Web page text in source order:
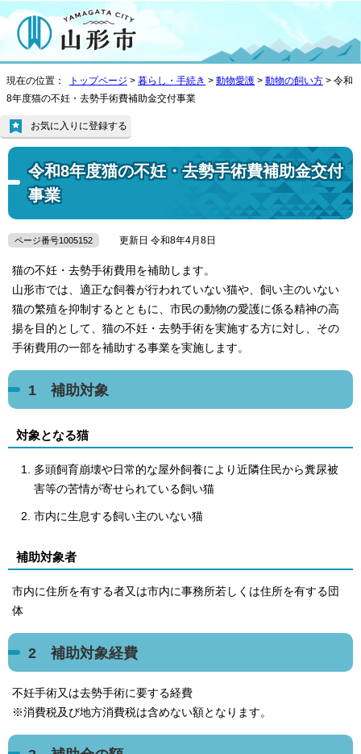
現在の位置： トップページ > 暮らし・手続き > 動物愛護 > 動物の飼い方 > 令和
8年度猫の不妊・去勢手術費補助金交付事業
令和8年度猫の不妊・去勢手術費補助金交付
事業
お気に入りに登録する
ページ番号1005152 更新日 令和8年4月8日
猫の不妊・去勢手術費用を補助します。
山形市では、適正な飼養が行われていない猫や、飼い主のいない
猫の繁殖を抑制するとともに、市民の動物の愛護に係る精神の高
揚を目的として、猫の不妊・去勢手術を実施する方に対し、その
手術費用の一部を補助する事業を実施します。
1 補助対象
対象となる猫
多頭飼育崩壊や日常的な屋外飼養により近隣住民から糞尿被
害等の苦情が寄せられている飼い猫
市内に生息する飼い主のいない猫
補助対象者
市内に住所を有する者又は市内に事務所若しくは住所を有する団
体
2 補助対象経費
不妊手術又は去勢手術に要する経費
※消費税及び地方消費税は含めない額となります。